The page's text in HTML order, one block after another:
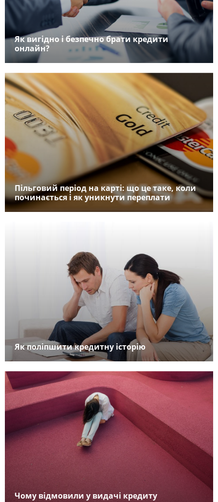
Як вигідно і безпечно брати кредити
онлайн?
Пільговий період на карті: що це таке, коли
починається і як уникнути переплати
Як поліпшити кредитну історію
Чому відмовили у видачі кредиту